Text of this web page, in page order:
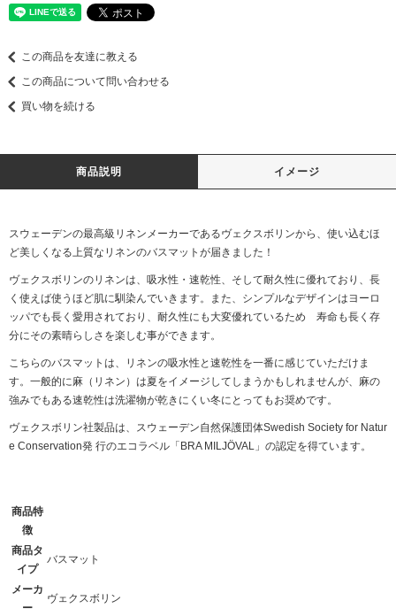
この商品を友達に教える
この商品について問い合わせる
買い物を続ける
商品説明 イメージ
スウェーデンの最高級リネンメーカーであるヴェクスボリンから、使い込むほ
ど美しくなる上質なリネンのバスマットが届きました！
ヴェクスボリンのリネンは、吸水性・速乾性、そして耐久性に優れており、長
く使えば使うほど肌に馴染んでいきます。また、シンプルなデザインはヨーロ
ッパでも長く愛用されており、耐久性にも大変優れているため 寿命も長く存
分にその素晴らしさを楽しむ事ができます。
こちらのバスマットは、リネンの吸水性と速乾性を一番に感じていただけま
す。一般的に麻（リネン）は夏をイメージしてしまうかもしれませんが、麻の
強みでもある速乾性は洗濯物が乾きにくい冬にとってもお奨めです。
ヴェクスボリン社製品は、スウェーデン自然保護団体Swedish Society for Natur
e Conservation発 行のエコラベル「BRA MILJÖVAL」の認定を得ています。
商品特
徴
商品タ
イプ
バスマット
メーカ
ー
ヴェクスボリン